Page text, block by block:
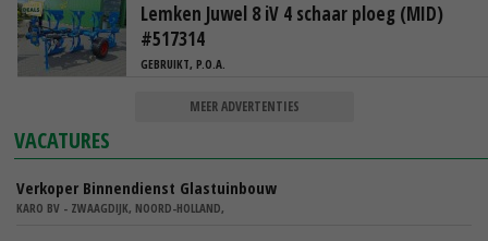
Lemken Juwel 8 iV 4 schaar ploeg (MID)
#517314
GEBRUIKT, P.O.A.
MEER ADVERTENTIES
VACATURES
Verkoper Binnendienst Glastuinbouw
KARO BV - ZWAAGDIJK, NOORD-HOLLAND,